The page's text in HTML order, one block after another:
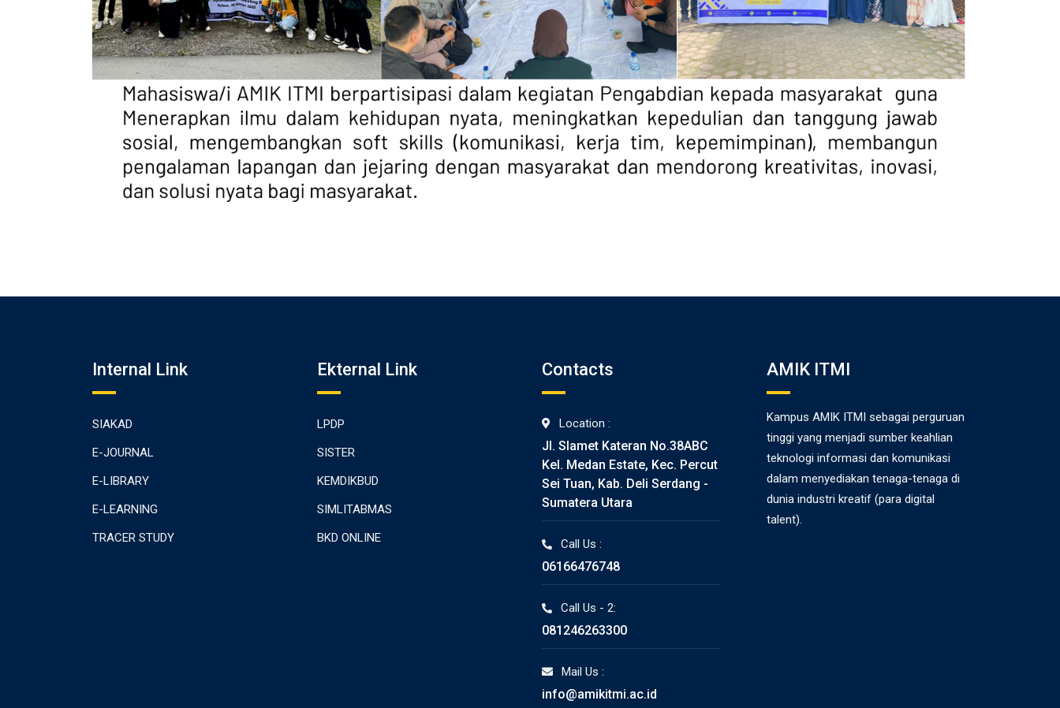
Internal Link
SIAKAD
E-JOURNAL
E-LIBRARY
E-LEARNING
TRACER STUDY
Ekternal Link
LPDP
SISTER
KEMDIKBUD
SIMLITABMAS
BKD ONLINE
Contacts
Location :
Jl. Slamet Kateran No.38ABC
Kel. Medan Estate, Kec. Percut
Sei Tuan, Kab. Deli Serdang -
Sumatera Utara
Call Us :
06166476748
Call Us - 2:
081246263300
Mail Us :
info@amikitmi.ac.id
AMIK ITMI
Kampus AMIK ITMI sebagai perguruan
tinggi yang menjadi sumber keahlian
teknologi informasi dan komunikasi
dalam menyediakan tenaga-tenaga di
dunia industri kreatif (para digital
talent).